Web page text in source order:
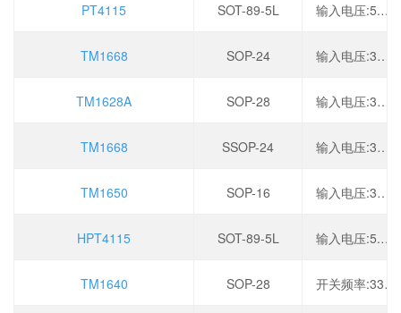
PT4115 SOT-89-5L 输入电压:5.5V~35V,拓扑结构:降压型,开关频率:1MHz,输出电流:1.2A,
TM1668 SOP-24 输入电压:3V~5.5V,振荡频率:450kHz,工作温度:-40℃~+80℃,
TM1628A SOP-28 输入电压:3V~5.5V,振荡频率:450kHz,工作温度:-40℃~+80℃,
TM1668 SSOP-24 输入电压:3V~5.5V,振荡频率:450kHz,工作温度:-40℃~+80℃,
TM1650 SOP-16 输入电压:3V~5.5V,输出电流:150mA,工作温度:-40℃~+85℃,
HPT4115 SOT-89-5L 输入电压:5.5V~35V,拓扑结构:降压型,开关频率:1MHz,输出电流:1.2A,
TM1640 SOP-28 开关频率:330kHz,工作电压:2.8V~5.5V,输出电流:200mA,调光:PWM